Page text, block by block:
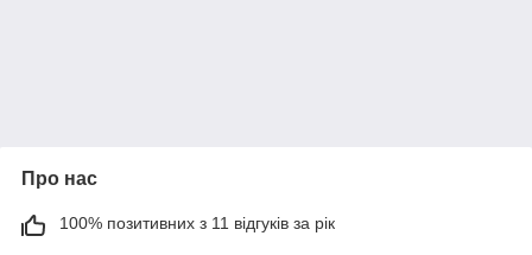
Про нас
100% позитивних з 11 відгуків за рік